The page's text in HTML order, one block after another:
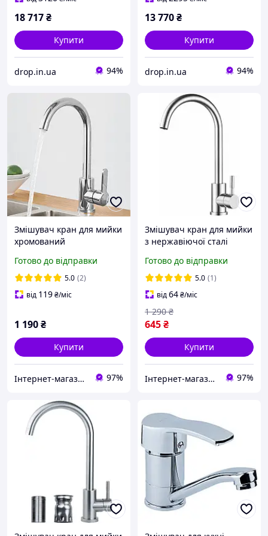
18 717₴
Купити
drop.in.ua 94%
13 770₴
Купити
drop.in.ua 94%
Змішувач кран для мийки
хромований
гарячої та холодної води
Lidz YY_001
Готово до відправки
5.0 (2)
від 119₴/міс
1 190₴
Купити
Інтернет-магазин "EasyBuy" 97%
Змішувач кран для мийки
з нержавіючої сталі
гарячої та холодної води
Aqua-JET AY_002
Готово до відправки
5.0 (1)
від64₴/міс
645₴
1 290 ₴
Купити
Інтернет-магазин "EasyBuy" 97%